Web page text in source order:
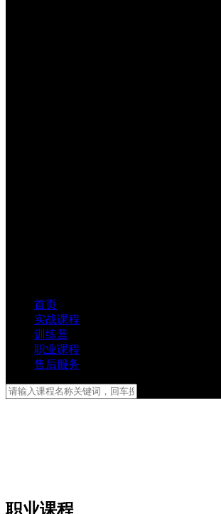
首页
实战课程
训练营
职业课程
售后服务
职业课程